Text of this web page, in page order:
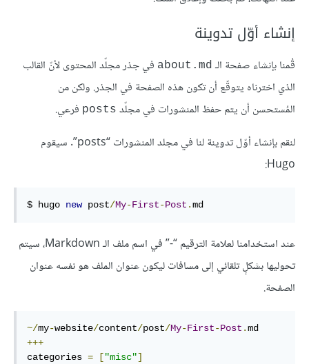
إنشاء أوّل تدوينة
قُمنا بإنشاء صفحة الـ about.md في جذر مجلّد المحتوى لأنّ القالب
الذي اخترناه يتوقّع أن تكون هذه الصفحة في الجذر. ولكن من
المُستحسن أن يتم حفظ المنشورات في مجلّد posts فرعي.
لنقم بإنشاء أوّل تدوينة لنا في مجلد المنشورات “posts”. سيقوم
Hugo:
$ hugo new post/My-First-Post .md
عند استخدامنا لعلامة الترقيم “-” في اسم ملف الـ Markdown، سيتم
تحوليها بشكلٍ تلقائي إلى مسافات ليكون عنوان الملف هو نفسه عنوان
الصفحة.
~/my-website/content/post/My-First-Post .
+++
categories = ["misc"]